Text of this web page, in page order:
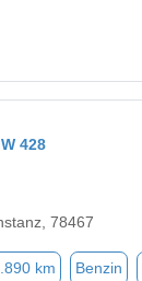
428
78467
km Benzin